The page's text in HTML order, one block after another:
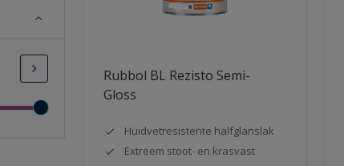
Rubbol BL Rezisto Semi-
Gloss
Huidvetresistente halfglanslak
Extreem stoot- en krasvast